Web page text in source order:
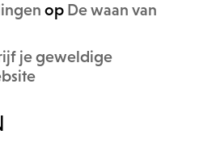
op De waan van
je geweldige